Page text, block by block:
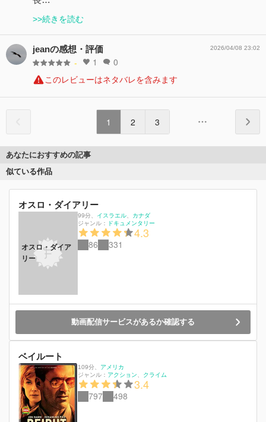
>>続きを読む
jeanの感想・評価
- 1 0
2026/04/08 23:02
このレビューはネタバレを含みます
1 2 3
あなたにおすすめの記事
似ている作品
オスロ・ダイアリー
オスロ・ダイア
リー
99分、 イスラエル
カナダ
ジャンル：
ドキュメンタリー
4.3
86 331
動画配信サービスがあるか確認する
ベイルート
109分、 アメリカ
ジャンル： アクション クライム
3.4
797 498